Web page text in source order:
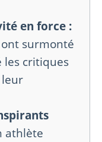
en force :
surmonté
les critiques
athlète